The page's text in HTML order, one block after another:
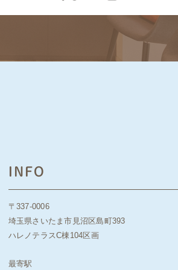
INFO
〒337-0006
埼玉県さいたま市見沼区島町393
ハレノテラスC棟104区画
最寄駅